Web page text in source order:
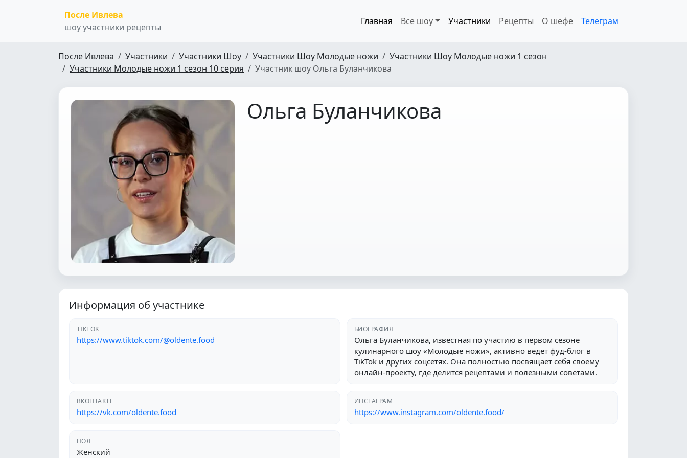
После Ивлева
шоу участники рецепты
Главная Все шоу Участники Рецепты О шефе Телеграм
После Ивлева Участники Участники Шоу Участники Шоу Молодые ножи
Участники Шоу Молодые ножи 1 сезон
Участники Молодые ножи 1 сезон 10 серия
Участник шоу Ольга Буланчикова
Ольга Буланчикова
Информация об участнике
TIKTOK
https://www.tiktok.com/@oldente.food
БИОГРАФИЯ
Ольга Буланчикова, известная по участию в первом сезоне
кулинарного шоу «Молодые ножи», активно ведет фуд-блог в
TikTok и других соцсетях. Она полностью посвящает себя своему
онлайн-проекту, где делится рецептами и полезными советами.
ВКОНТАКТЕ
https://vk.com/oldente.food
ИНСТАГРАМ
https://www.instagram.com/oldente.food/
ПОЛ
Женский